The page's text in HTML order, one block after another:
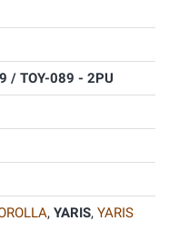
/ TOY-089 - 2PU
, YARIS, YARIS